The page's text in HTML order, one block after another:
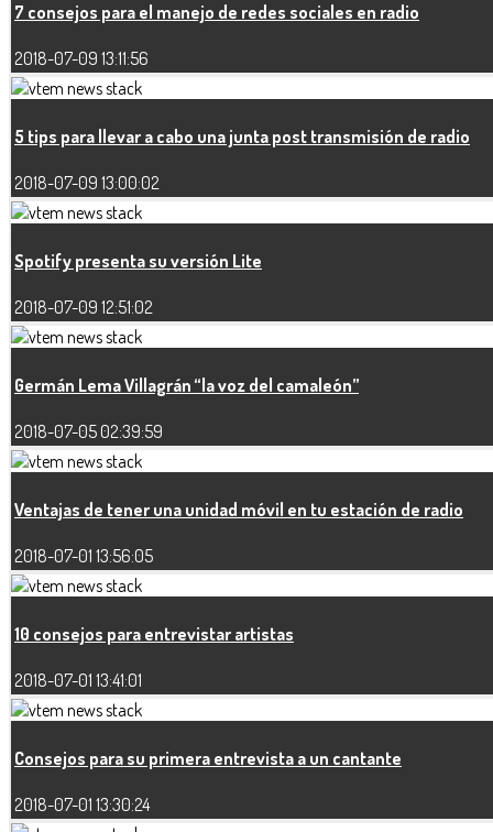
7 consejos para el manejo de redes sociales en radio
2018-07-09 13:11:56
5 tips para llevar a cabo una junta post transmisión de radio
2018-07-09 13:00:02
Spotify presenta su versión Lite
2018-07-09 12:51:02
Germán Lema Villagrán “la voz del camaleón”
2018-07-05 02:39:59
Ventajas de tener una unidad móvil en tu estación de radio
2018-07-01 13:56:05
10 consejos para entrevistar artistas
2018-07-01 13:41:01
Consejos para su primera entrevista a un cantante
2018-07-01 13:30:24